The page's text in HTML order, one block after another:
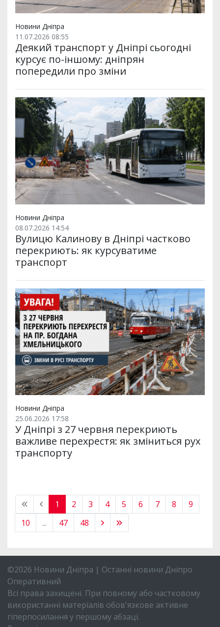
Новини Дніпра
11.07.2026 08:55
Деякий транспорт у Дніпрі сьогодні
курсує по-іншому: дніпрян
попередили про зміни
Новини Дніпра
08.07.2026 14:54
Вулицю Калинову в Дніпрі частково
перекриють: як курсуватиме
транспорт
Новини Дніпра
25.06.2026 17:58
У Дніпрі з 27 червня перекриють
важливе перехрестя: як зміниться рух
транспорту
1 2 3 4 5 6 7 8
9
10
... 47 48
©2026 Новини Дніпра | Останні новини Дніпро
Оперативний
Всі права захищені. При повному або частковому
використанні матеріалів обов'язкове активне
гіперпосилання у першому абзаці.